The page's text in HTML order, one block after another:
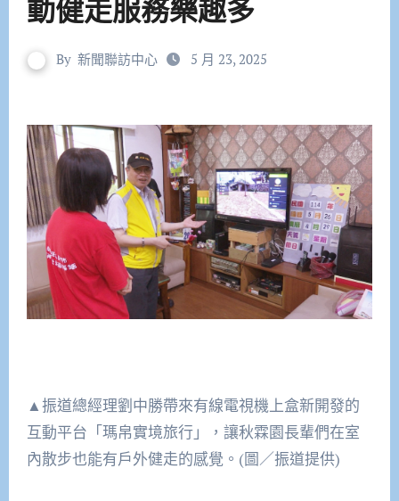
動健走服務樂趣多
By 新聞聯訪中心 5 月 23, 2025
▲振道總經理劉中勝帶來有線電視機上盒新開發的
互動平台「瑪帛實境旅行」，讓秋霖園長輩們在室
內散步也能有戶外健走的感覺。(圖／振道提供)